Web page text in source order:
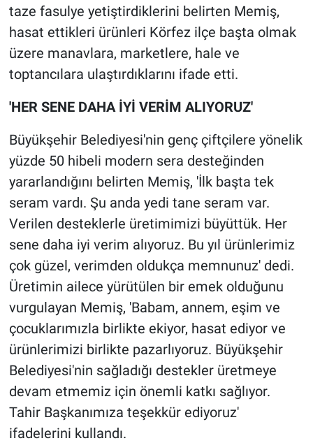
taze fasulye yetiştirdiklerini belirten Memiş,
hasat ettikleri ürünleri Körfez ilçe başta olmak
üzere manavlara, marketlere, hale ve
toptancılara ulaştırdıklarını ifade etti.
'HER SENE DAHA İYİ VERİM ALIYORUZ'
Büyükşehir Belediyesi'nin genç çiftçilere yönelik
yüzde 50 hibeli modern sera desteğinden
yararlandığını belirten Memiş, 'İlk başta tek
seram vardı. Şu anda yedi tane seram var.
Verilen desteklerle üretimimizi büyüttük. Her
sene daha iyi verim alıyoruz. Bu yıl ürünlerimiz
çok güzel, verimden oldukça memnunuz' dedi.
Üretimin ailece yürütülen bir emek olduğunu
vurgulayan Memiş, 'Babam, annem, eşim ve
çocuklarımızla birlikte ekiyor, hasat ediyor ve
ürünlerimizi birlikte pazarlıyoruz. Büyükşehir
Belediyesi'nin sağladığı destekler üretmeye
devam etmemiz için önemli katkı sağlıyor.
Tahir Başkanımıza teşekkür ediyoruz'
ifadelerini kullandı.